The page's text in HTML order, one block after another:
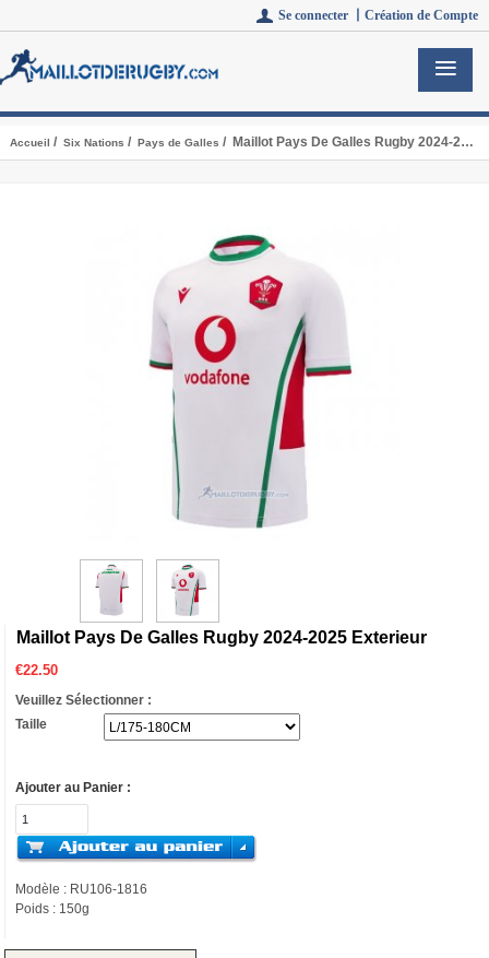
Se connecter 丨 Création de Compte
Accueil / Six Nations / Pays de Galles / Maillot Pays De Galles Rugby 2024-2025 Exterieur
Maillot Pays De Galles Rugby 2024-2025 Exterieur
€22.50
Veuillez Sélectionner :
Taille
Ajouter au Panier :
Modèle : RU106-1816
Poids : 150g